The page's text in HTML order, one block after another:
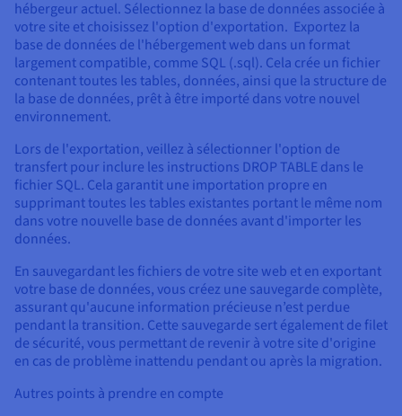
hébergeur actuel. Sélectionnez la base de données associée à
votre site et choisissez l'option d'exportation. Exportez la
base de données de l'hébergement web dans un format
largement compatible, comme SQL (.sql). Cela crée un fichier
contenant toutes les tables, données, ainsi que la structure de
la base de données, prêt à être importé dans votre nouvel
environnement.
Lors de l'exportation, veillez à sélectionner l'option de
transfert pour inclure les instructions DROP TABLE dans le
fichier SQL. Cela garantit une importation propre en
supprimant toutes les tables existantes portant le même nom
dans votre nouvelle base de données avant d'importer les
données.
En sauvegardant les fichiers de votre site web et en exportant
votre base de données, vous créez une sauvegarde complète,
assurant qu'aucune information précieuse n’est perdue
pendant la transition. Cette sauvegarde sert également de filet
de sécurité, vous permettant de revenir à votre site d'origine
en cas de problème inattendu pendant ou après la migration.
Autres points à prendre en compte